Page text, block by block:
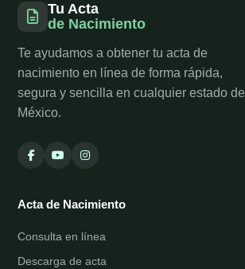
Tu Acta
de Nacimiento
Te ayudamos a obtener tu acta de
nacimiento en línea de forma rápida,
segura y sencilla en cualquier estado de
México.
Acta de Nacimiento
Consulta en línea
Descarga de acta